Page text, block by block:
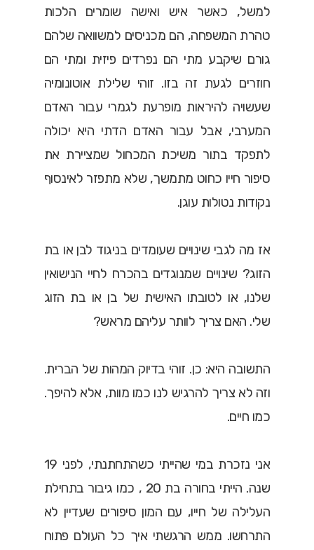
למשל, כאשר איש ואישה שומרים הלכות
טהרת המשפחה, הם מכניסים למשוואה שלהם
גורם שיקבע מתי הם נפרדים פיזית ומתי הם
חוזרים לגעת זה בזו. זוהי שלילת אוטונומיה
שעשויה להיראות מופרעת לגמרי עבור האדם
המערבי, אבל עבור האדם הדתי היא יכולה
לתפקד בתור משיכת המכחול שמציירת את
סיפור חייו כחוט מתמשך, שלא מתפזר לאינסוף
נקודות נטולות עוגן.
אז מה לגבי שינויים שעומדים בניגוד לבן או בת
הזוג? שינויים שמנוגדים בהכרח לחיי הנישואין
שלנו, או לטובתו האישית של בן או בת הזוג
שלי. האם צריך לוותר עליהם מראש?
התשובה היא: כן. זוהי בדיוק המהות של הברית.
וזה לא צריך להרגיש לנו כמו מוות, אלא להיפך.
כמו חיים.
אני נזכרת במי שהייתי כשהתחתנתי, לפני 19
שנה. הייתי בחורה בת 20 , כמו גיבור בתחילת
העלילה של חייו, עם המון סיפורים שעדיין לא
התרחשו. ממש הרגשתי איך כל העולם פתוח